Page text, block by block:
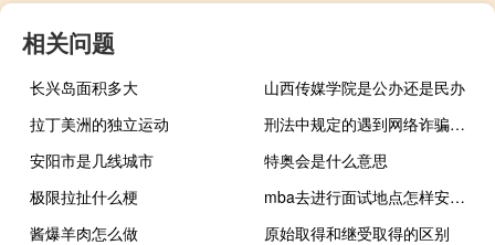
相关问题
长兴岛面积多大
山西传媒学院是公办还是民办
拉丁美洲的独立运动
刑法中规定的遇到网络诈骗如何判刑
安阳市是几线城市
特奥会是什么意思
极限拉扯什么梗
mba去进行面试地点怎样安排的
酱爆羊肉怎么做
原始取得和继受取得的区别